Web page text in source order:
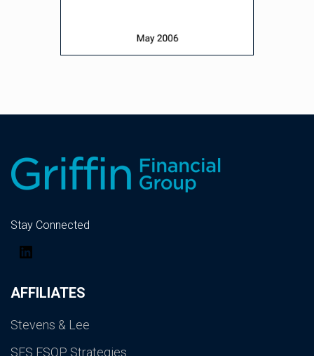
AFFILIATES
Stevens & Lee
SES ESOP Strategies
Stay Connected